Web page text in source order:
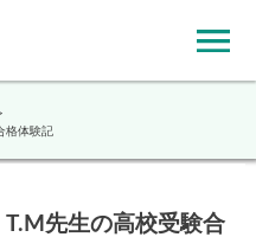
格体験記
T.M先生の高校受験合